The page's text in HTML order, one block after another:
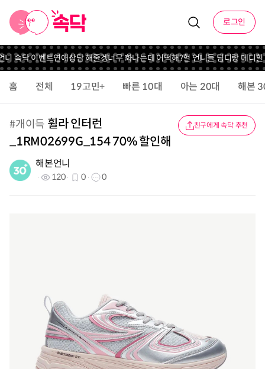
로그인
속닥 이벤트연애상담 해줄겡너무 화나는데 어떡해?헐 언니들 딤디랑 메디힐
홈 전체 19고민+ 빠른 10대 아는 20대 해본
#개이득 휠라 인터런
_1RM02699G_154 70% 할인해
친구에게 속닥 추천
해본언니
120 0 0